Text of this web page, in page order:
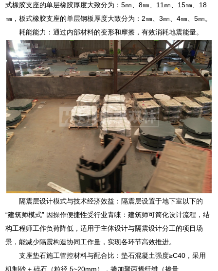
式橡胶支座的单层橡胶厚度大致分为：5㎜、8㎜、11㎜、15㎜、18
㎜，板式橡胶支座的单层钢板厚度大致分为：2㎜、3㎜、4㎜、5㎜。
耗能能力：通过内部材料的变形和摩擦，有效消耗地震能量。
隔震层设计模式与技术经济效益：隔震层设置于地下室以下的
“建筑师模式” 因操作便捷性受行业青睐：建筑师可简化设计流程，结
构工程师工作负荷降低，适用于主体设计与隔震设计分工的项目场
景，能减少隔震构造协同工作量，实现各环节高效推进。
支座垫石施工管控材料与配合比：垫石混凝土强度≥C40，采用
机制砂 + 碎石（粒径 5~20mm），掺加聚丙烯纤维（掺量